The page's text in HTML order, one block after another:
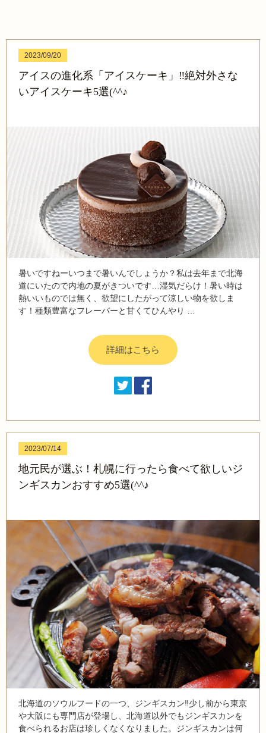
2023/09/20
アイスの進化系「アイスケーキ」‼絶対外さな
いアイスケーキ5選(^^♪
暑いですねーいつまで暑いんでしょうか？私は去年まで北海
道にいたので内地の夏がきついです…湿気だらけ！暑い時は
熱いいものでは無く、欲望にしたがって涼しい物を欲しま
す！種類豊富なフレーバーと甘くてひんやり …
詳細はこちら
2023/07/14
地元民が選ぶ！札幌に行ったら食べて欲しいジ
ンギスカンおすすめ5選(^^♪
北海道のソウルフードの一つ、ジンギスカン‼少し前から東京
や大阪にも専門店が登場し、北海道以外でもジンギスカンを
食べられるお店は珍しくなくなりました。ジンギスカンは何